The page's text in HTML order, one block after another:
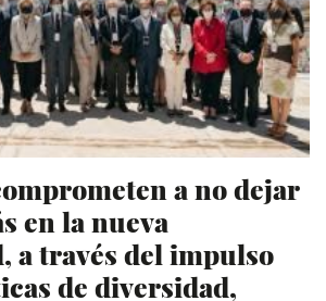
a no dejar
en la nueva
a través del impulso
de diversidad,